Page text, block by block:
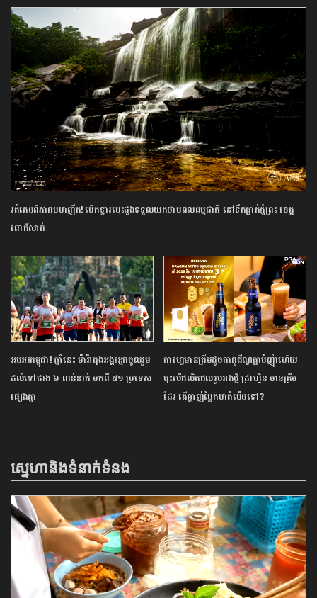
រត់គេចពីភាពមមាញឹក! បើកទ្វារបេះដូងទទួលយកថាមពលធម្មជាតិ នៅទឹកធ្លាក់ភ្នំព្រះ ខេត្ត
ពោធិ៍សាត់
អបអរកម្ពុជា! ឆ្នាំនេះ ម៉ារ៉ាតុង​អង្គរ​អ្នក​ចូលរួម​
ដល់​ទៅ​ជាង ៦ ពាន់​នាក់ មក​ពី ៥១ ប្រទេស​
ផ្សេង​គ្នា
កាហ្វេមានគ្រីមដូចកាពូជីណូធ្លាប់ញុំាហើយ
ចុះបើផលិតផលរូបរាងថ្មី ដ្រាហ្គិន មានគ្រីម
ដែរ តើឆ្ងាញ់ប្លែកមាត់ម៉េចទៅ?
ស្នេហានិងទំនាក់ទំនង